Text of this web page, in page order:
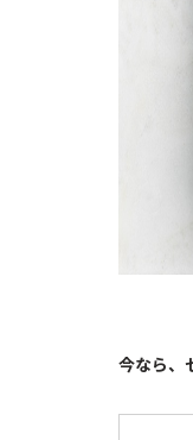
今なら、